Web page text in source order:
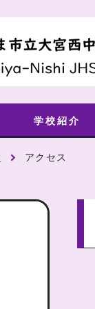
学校紹介
アクセス